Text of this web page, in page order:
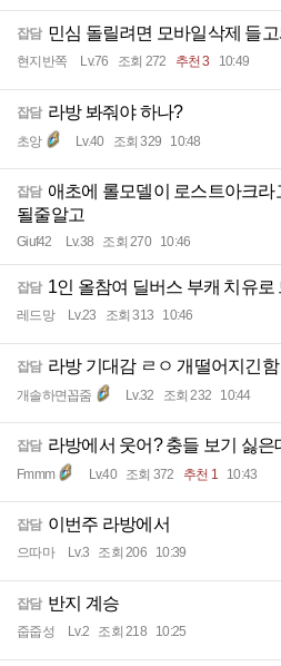
잡담 민심 돌릴려면 모바일삭제 들
현지반쪽 Lv.76 조회 272 추천 3 10:49
잡담 라방 봐줘야 하나?
초앙 Lv.40 조회 329 10:48
잡담 애초에 롤모델이 로스트아크라
될줄알고
Giuf42 Lv.38 조회 270 10:46
잡담 1인 올참여 딜버스 부캐 치유로
레드망 Lv.23 조회 313 10:46
잡담 라방 기대감 ㄹㅇ 개떨어지긴함
개솔하면꼽줌 Lv.32 조회 232 10:44
잡담 라방에서 웃어? 충들 보기 싫은
Fmmm Lv.40 조회 372 추천 1 10:43
잡담 이번주 라방에서
으따마 Lv.3 조회 206 10:39
잡담 반지 계승
줍줍성 Lv.2 조회 218 10:25